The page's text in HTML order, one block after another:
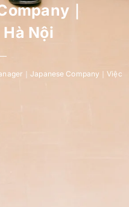
｜
Nội
｜Japanese Company｜Việc